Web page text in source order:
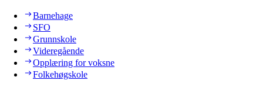
Barnehage
SFO
Grunnskole
Videregående
Opplæring for voksne
Folkehøgskole